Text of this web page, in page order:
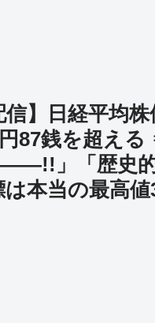
信】日経平均
円87銭を超
」「歴史的
本当の最高